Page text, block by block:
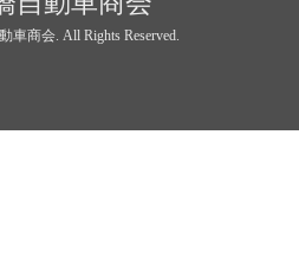
車商会. All Rights Reserved.